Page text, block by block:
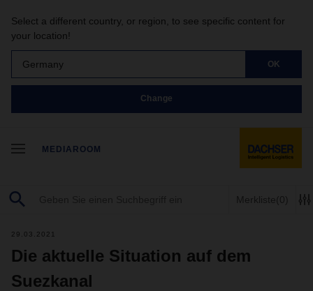
Select a different country, or region, to see specific content for
your location!
Germany OK
Change
MEDIAROOM
Merkliste(0)
29.03.2021
Die aktuelle Situation auf dem
Suezkanal